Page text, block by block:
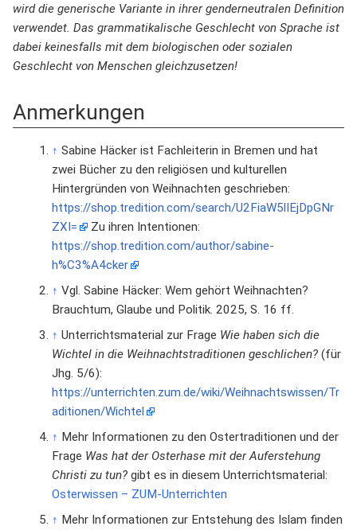
wird die generische Variante in ihrer genderneutralen Definition
verwendet. Das grammatikalische Geschlecht von Sprache ist
dabei keinesfalls mit dem biologischen oder sozialen
Geschlecht von Menschen gleichzusetzen!
Anmerkungen
↑ Sabine Häcker ist Fachleiterin in Bremen und hat
zwei Bücher zu den religiösen und kulturellen
Hintergründen von Weihnachten geschrieben:
https://shop.tredition.com/search/U2FiaW5lIEjDpGNr
ZXI=
Zu ihren Intentionen:
https://shop.tredition.com/author/sabine-
h%C3%A4cker
↑ Vgl. Sabine Häcker: Wem gehört Weihnachten?
Brauchtum, Glaube und Politik. 2025, S. 16 ff.
↑ Unterrichtsmaterial zur Frage Wie haben sich die
Wichtel in die Weihnachtstraditionen geschlichen?(für
Jhg. 5/6):
https://unterrichten.zum.de/wiki/Weihnachtswissen/Tr
aditionen/Wichtel
↑ Mehr Informationen zu den Ostertraditionen und der
Frage Was hat der Osterhase mit der Auferstehung
Christi zu tun?gibt es in diesem Unterrichtsmaterial:
Osterwissen – ZUM-Unterrichten
↑ Mehr Informationen zur Entstehung des Islam finden